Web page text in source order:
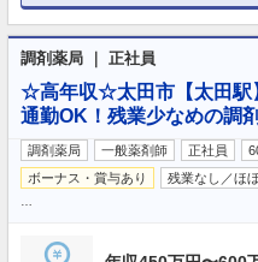
調剤薬局 ｜ 正社員
☆高年収☆太田市【太田駅
通勤OK！残業少なめの調
調剤薬局 一般薬剤師 正社員
ボーナス・賞与あり
残業なし／ほ